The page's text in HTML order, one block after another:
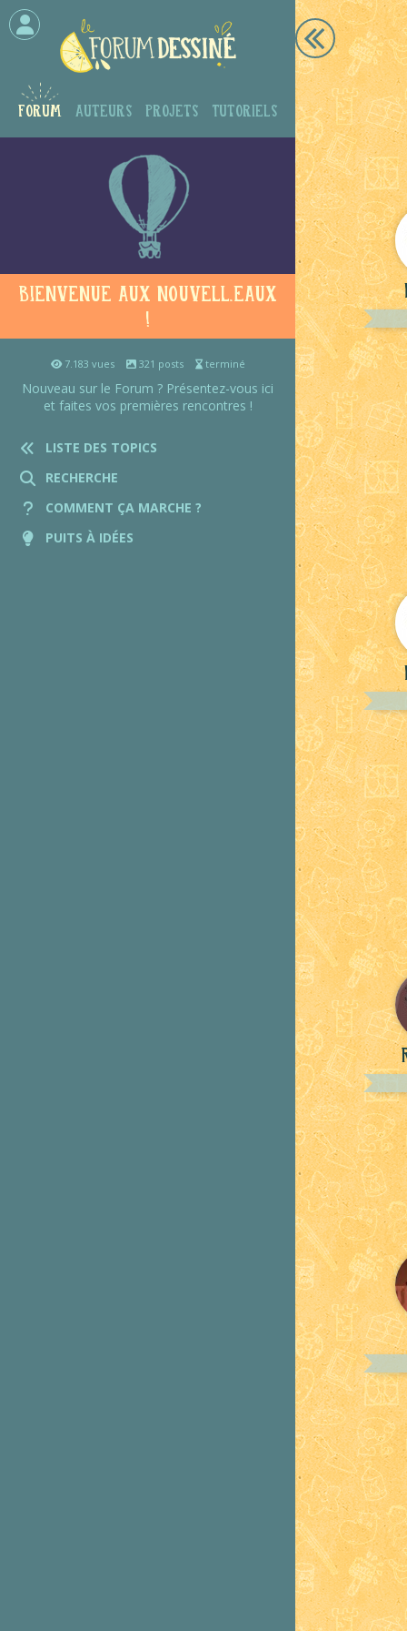
Forum Auteurs Projets Tutoriels
Bienvenue aux nouvell.eaux
!
7.183 vues 321 posts terminé
Nouveau sur le Forum ? Présentez-vous ici
et faites vos premières rencontres !
LISTE DES TOPICS
RECHERCHE
COMMENT ÇA MARCHE ?
PUITS À IDÉES